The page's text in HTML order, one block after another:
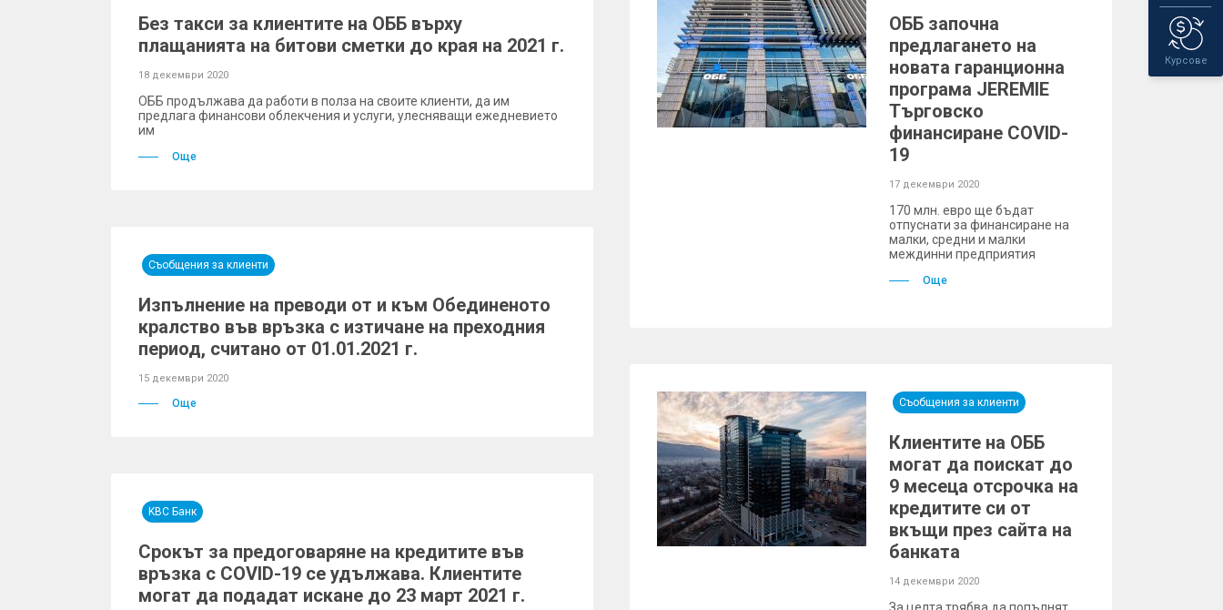
Курсове
Без такси за клиентите на ОББ върху
плащанията на битови сметки до края на 2021 г.
18 декември 2020
ОББ продължава да работи в полза на своите клиенти, да им
предлага финансови облекчения и услуги, улесняващи ежедневието
им
Още
ОББ започна
предлагането на
новата гаранционна
програма JEREMIE
Търговско
финансиране COVID-
19
17 декември 2020
170 млн. евро ще бъдат
отпуснати за финансиране на
малки, средни и малки
междинни предприятия
Още
Съобщения за клиенти
Изпълнение на преводи от и към Обединеното
кралство във връзка с изтичане на преходния
период, считано от 01.01.2021 г.
15 декември 2020
Още Съобщения за клиенти
Клиентите на ОББ
могат да поискат до
9 месеца отсрочка на
кредитите си от
вкъщи през сайта на
банката
14 декември 2020
KBC Банк
Срокът за предоговаряне на кредитите във
връзка с COVID-19 се удължава. Клиентите
могат да подадат искане до 23 март 2021 г.